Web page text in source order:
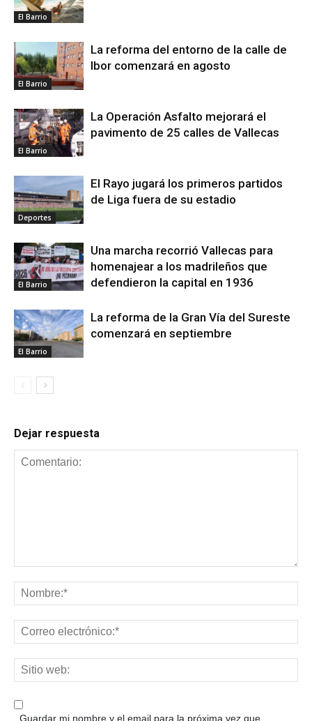
El Barrio
El Barrio
La reforma del entorno de la calle de
Ibor comenzará en agosto
El Barrio
La Operación Asfalto mejorará el
pavimento de 25 calles de Vallecas
Deportes
El Rayo jugará los primeros partidos
de Liga fuera de su estadio
El Barrio
Una marcha recorrió Vallecas para
homenajear a los madrileños que
defendieron la capital en 1936
El Barrio
La reforma de la Gran Vía del Sureste
comenzará en septiembre
Dejar respuesta
Guardar mi nombre y el email para la próxima vez que